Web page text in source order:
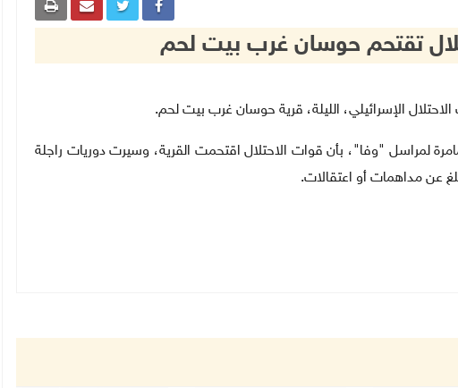
تقتحم حوسان غرب بيت لحم
.
لمراسل "وفا"، بأن قوات الاحتلال اقتحمت القرية، وسيرت دوريات راجلة
عن مداهمات أو اعتقالات.